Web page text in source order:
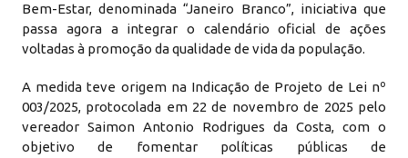
Bem-Estar, denominada “Janeiro Branco”, iniciativa que
passa agora a integrar o calendário oficial de ações
voltadas à promoção da qualidade de vida da população.
A medida teve origem na Indicação de Projeto de Lei nº
003/2025, protocolada em 22 de novembro de 2025 pelo
vereador Saimon Antonio Rodrigues da Costa, com o
objetivo de fomentar políticas públicas de